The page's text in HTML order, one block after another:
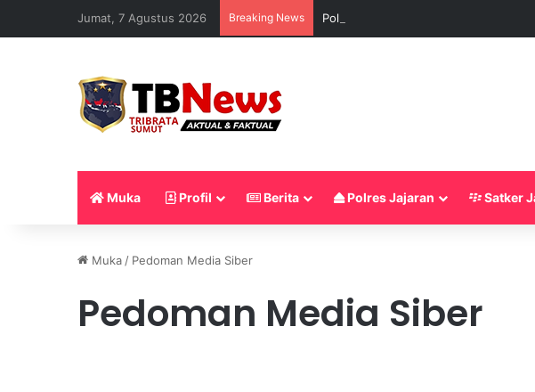
Jumat, 7 Agustus 2026 Breaking News Polres Batu Bara Musnahkan Hampir
Muka Profil Berita Polres Jajaran Satker
Muka / Pedoman Media Siber
Pedoman Media Siber